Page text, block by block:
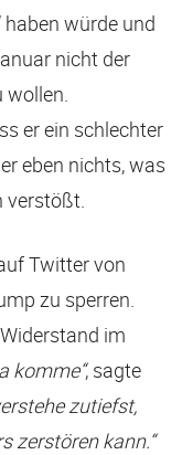
würde und
nicht der
wollen.
er ein schlechter
eben nichts, was
verstößt.
Twitter von
zu sperren.
im
komme“, sagte
zutiefst,
zerstören kann.“